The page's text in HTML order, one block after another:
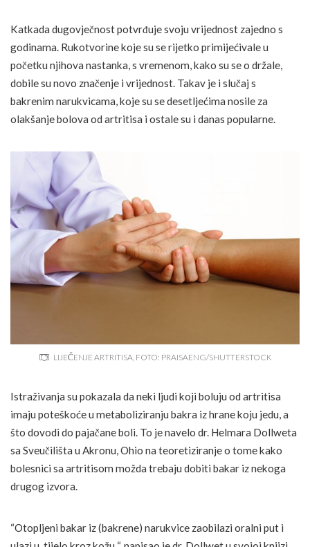
Katkada dugovječnost potvrđuje svoju vrijednost zajedno s
godinama. Rukotvorine koje su se rijetko primijećivale u
početku njihova nastanka, s vremenom, kako su se o držale,
dobile su novo značenje i vrijednost. Takav je i slučaj s
bakrenim narukvicama, koje su se desetljećima nosile za
olakšanje bolova od artritisa i ostale su i danas popularne.
LIJEČENJE ARTRITISA, FOTO: PRAISAENG/SHUTTERSTOCK
Istraživanja su pokazala da neki ljudi koji boluju od artritisa
imaju poteškoće u metaboliziranju bakra iz hrane koju jedu, a
što dovodi do pajačane boli. To je navelo dr. Helmara Dollweta
sa Sveučilišta u Akronu, Ohio na teoretiziranje o tome kako
bolesnici sa artritisom možda trebaju dobiti bakar iz nekoga
drugog izvora.
“Otopljeni bakar iz (bakrene) narukvice zaobilazi oralni put i